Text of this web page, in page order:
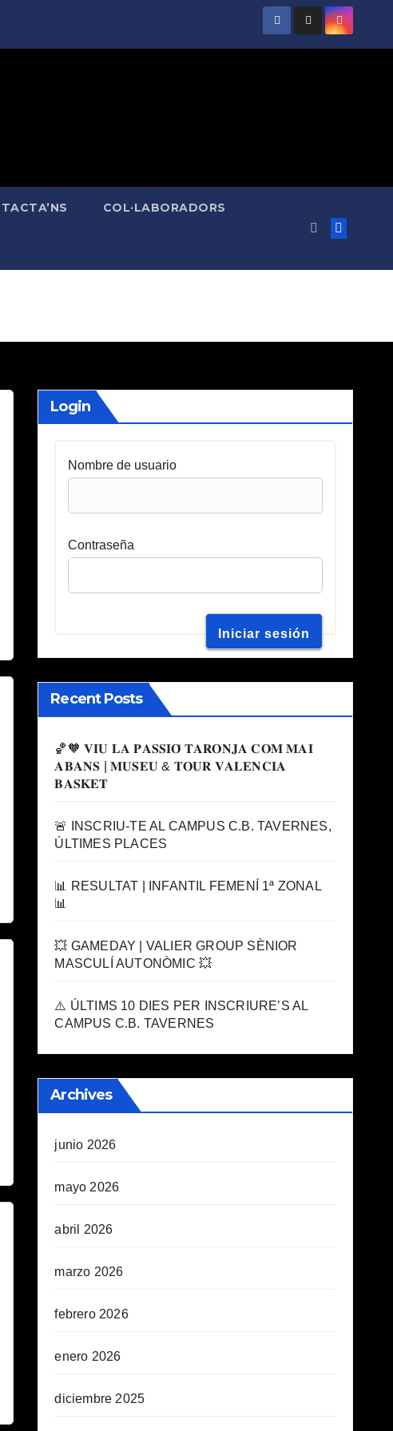
COL·LABORADORS
Login
Nombre de usuario
Contraseña
Recent Posts
🏀🧡 𝐕𝐈𝐔 𝐋𝐀 𝐏𝐀𝐒𝐒𝐈𝐎́ 𝐓𝐀𝐑𝐎𝐍𝐉𝐀 𝐂𝐎𝐌 𝐌𝐀𝐈
𝐀𝐁𝐀𝐍𝐒 | 𝐌𝐔𝐒𝐄𝐔 & 𝐓𝐎𝐔𝐑 𝐕𝐀𝐋𝐄𝐍𝐂𝐈𝐀
𝐁𝐀𝐒𝐊𝐄𝐓
🚨 INSCRIU-TE AL CAMPUS C.B. TAVERNES,
ÚLTIMES PLACES
📊 RESULTAT | INFANTIL FEMENÍ 1ª ZONAL
📊
💥 GAMEDAY | VALIER GROUP SÈNIOR
MASCULÍ AUTONÒMIC 💥
⚠️ ÚLTIMS 10 DIES PER INSCRIURE’S AL
CAMPUS C.B. TAVERNES
Archives
junio 2026
mayo 2026
abril 2026
marzo 2026
febrero 2026
enero 2026
diciembre 2025